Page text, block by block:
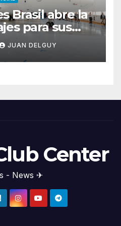
Brasil abre la
para sus
E195-E2 y
de su
JUAN DELGUY
Center
- News ✈